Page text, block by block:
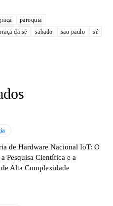
paroquia
da sé sabado sao paulo
sé
de Hardware Nacional IoT: O
Pesquisa Científica e a
Alta Complexidade